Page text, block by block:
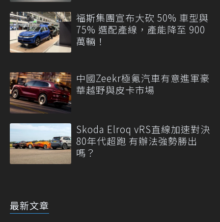
福斯集團宣布大砍 50% 車型與
75% 選配產線，產能降至 900
萬輛！
中國Zeekr極氪汽車有意進軍豪
華越野與皮卡市場
Skoda Elroq vRS直線加速對決
80年代超跑 有辦法強勢勝出
嗎？
最新文章